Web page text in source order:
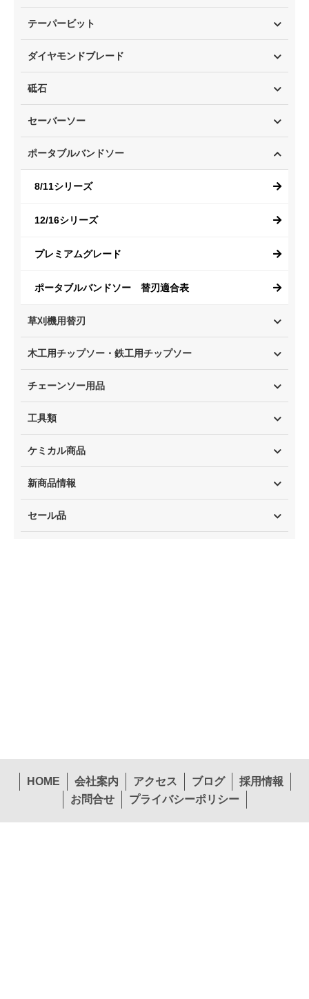
テーパービット
ダイヤモンドブレード
砥石
セーバーソー
ポータブルバンドソー
8/11シリーズ
12/16シリーズ
プレミアムグレード
ポータブルバンドソー 替刃適合表
草刈機用替刃
木工用チップソー・鉄工用チップソー
チェーンソー用品
工具類
ケミカル商品
新商品情報
セール品
HOME 会社案内 アクセス ブログ
採用情報
お問合せ
プライバシーポリシー